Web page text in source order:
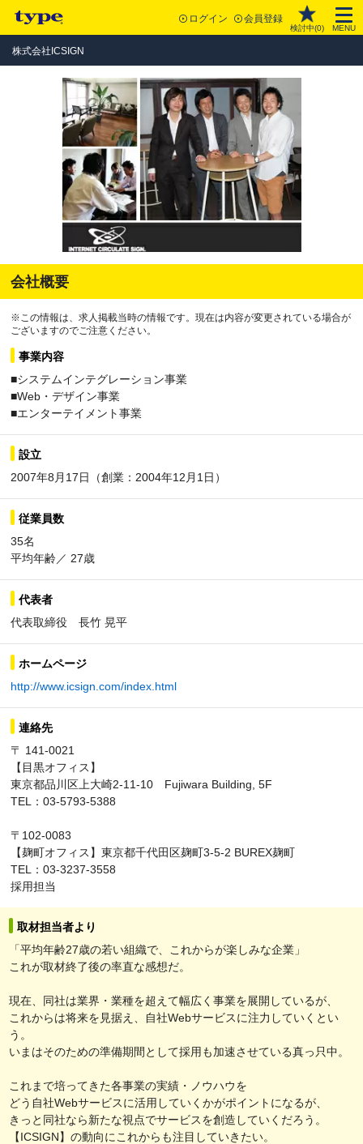
ログイン 会員登録
検討中(0) MENU
株式会社ICSIGN
会社概要
※この情報は、求人掲載当時の情報です。現在は内容が変更されている場合が
ございますのでご注意ください。
事業内容
■システムインテグレーション事業
■Web・デザイン事業
■エンターテイメント事業
設立
2007年8月17日（創業：2004年12月1日）
従業員数
35名
平均年齢／ 27歳
代表者
代表取締役 長竹 晃平
ホームページ
http://www.icsign.com/index.html
連絡先
〒 141-0021
【目黒オフィス】
東京都品川区上大崎2-11-10 Fujiwara Building, 5F
TEL：03-5793-5388
〒102-0083
【麹町オフィス】東京都千代田区麹町3-5-2 BUREX麹町
TEL：03-3237-3558
採用担当
取材担当者より
「平均年齢27歳の若い組織で、これからが楽しみな企業」
これが取材終了後の率直な感想だ。
現在、同社は業界・業種を超えて幅広く事業を展開しているが、
これからは将来を見据え、自社Webサービスに注力していくとい
う。
いまはそのための準備期間として採用も加速させている真っ只中。
これまで培ってきた各事業の実績・ノウハウを
どう自社Webサービスに活用していくかがポイントになるが、
きっと同社なら新たな視点でサービスを創造していくだろう。
【ICSIGN】の動向にこれからも注目していきたい。